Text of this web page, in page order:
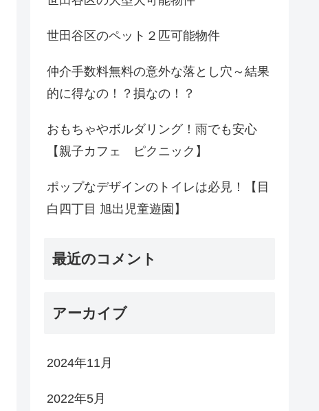
世田谷区のペット２匹可能物件
仲介手数料無料の意外な落とし穴～結果
的に得なの！？損なの！？
おもちゃやボルダリング！雨でも安心
【親子カフェ ピクニック】
ポップなデザインのトイレは必見！【目
白四丁目 旭出児童遊園】
最近のコメント
アーカイブ
2024年11月
2022年5月